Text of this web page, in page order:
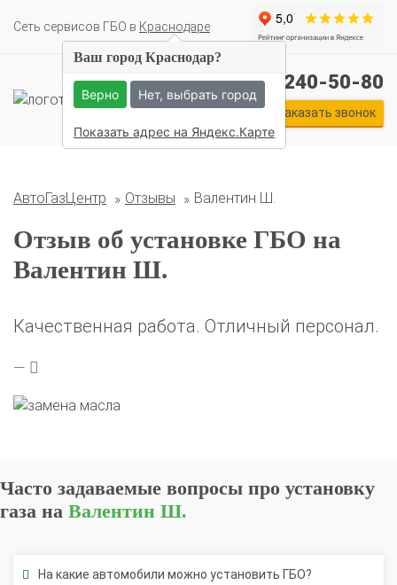
Cеть сервисов ГБО в Краснодаре
Комплекты ГБО на иномарки:
Hyundai Infiniti KIA
Lexus Mazda Mercedes Mitsubishi
+7 (861) 240-50-80
Заказать звонок
АвтоГазЦентр Отзывы Валентин Ш.
Отзыв об установке ГБО на
Валентин Ш.
Качественная работа. Отличный персонал.
Часто задаваемые вопросы про установку
газа на Валентин Ш.
На какие автомобили можно установить ГБО?
Ваш город Краснодар?
Верно Нет, выбрать город
Показать адрес на Яндекс.Карте